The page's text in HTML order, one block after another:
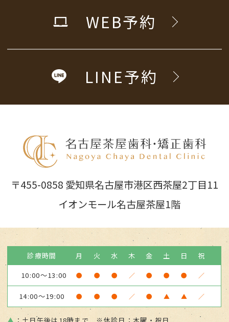
WEB予約
LINE予約
〒455-0858 愛知県名古屋市港区西茶屋2丁目11
イオンモール名古屋茶屋1階
診療時間 月 火 水 木 金 土 日
祝
10:00～13:00
● ● ● ／ ● ● ● ／
14:00～19:00 ● ● ● ／ ● ▲ ▲ ／